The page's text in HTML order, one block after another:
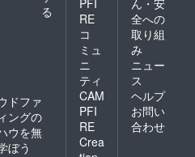
る
ドファ
ングの
ウを無
ぼう
RE
コ
ミュ
ニ
ティ
CAM
PFI
RE
Crea
全への
取り組
み
ニュー
ス
ヘルプ
お問い
合わせ